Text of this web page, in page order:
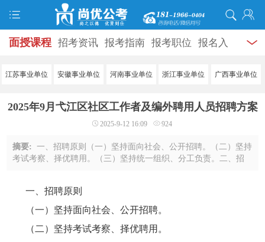
面授课程 招考资讯 报考指南 报考职位 报名入
口 打准考证 成绩查询 面试公告 录用公示 辅导
学员风采 名师团队
服务信息
江苏事业单位 安徽事业单位 河南事业单位 浙江事业单位 广西事业单位
2025年9月弋江区社区工作者及编外聘用人员招聘方案
2025-9-12 16:09 924
摘要:一、招聘原则（一）坚持面向社会、公开招聘。（二）坚持
考试考察、择优聘用。（三）坚持统一组织、分工负责。二、招
一、招聘原则
（一）坚持面向社会、公开招聘。
（二）坚持考试考察、择优聘用。